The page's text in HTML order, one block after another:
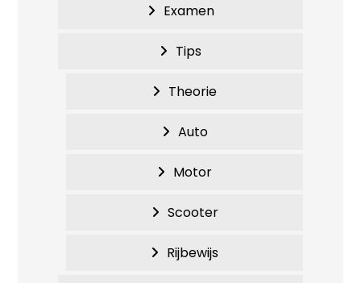
Examen
Tips
Theorie
Auto
Motor
Scooter
Rijbewijs